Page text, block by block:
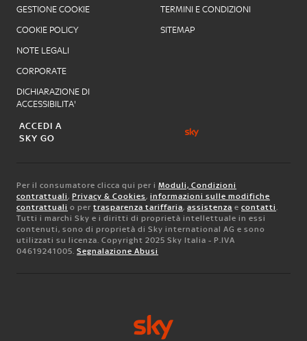
GESTIONE COOKIE
COOKIE POLICY
NOTE LEGALI
CORPORATE
DICHIARAZIONE DI
ACCESSIBILITA'
TERMINI E CONDIZIONI
SITEMAP
ACCEDI A
SKY GO
Per il consumatore clicca qui per i Moduli, Condizioni
contrattuali, Privacy & Cookies, informazioni sulle modifiche
contrattuali o per trasparenza tariffaria, assistenza e contatti.
Tutti i marchi Sky e i diritti di proprietà intellettuale in essi
contenuti, sono di proprietà di Sky international AG e sono
utilizzati su licenza. Copyright 2025 Sky Italia - P.IVA
04619241005. Segnalazione Abusi